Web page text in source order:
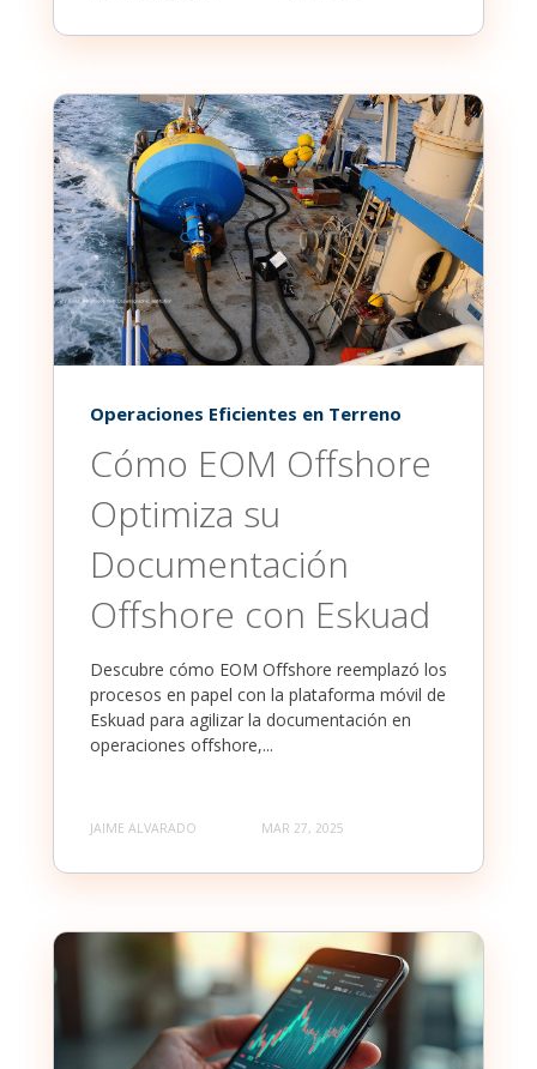
Operaciones Eficientes en Terreno
Cómo EOM Offshore
Optimiza su
Documentación
Offshore con Eskuad
Descubre cómo EOM Offshore reemplazó los
procesos en papel con la plataforma móvil de
Eskuad para agilizar la documentación en
operaciones offshore,...
JAIME ALVARADO MAR 27, 2025